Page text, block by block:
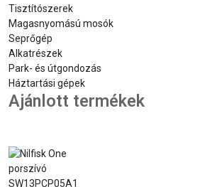
Tisztítószerek
Magasnyomású mosók
Seprőgép
Alkatrészek
Park- és útgondozás
Háztartási gépek
Ajánlott termékek